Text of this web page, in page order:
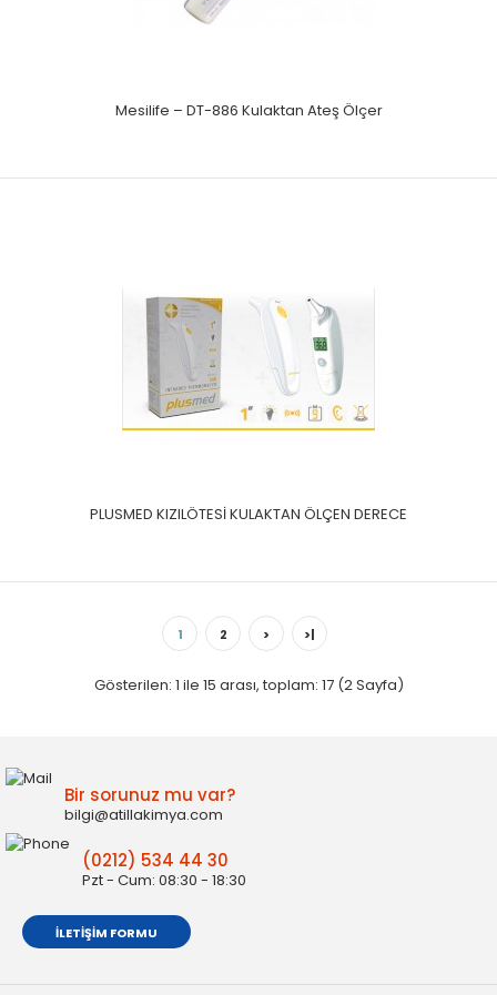
Mesilife – DT-8806 Temassız Ateş Ölçer
5-10 cm mesafeden Temassız Ateş ölçerVücut ve Yüzey
Mesilife – DT-886 Kulaktan Ateş Ölçer
Kulaktan Ateş Ölçer1 sn de Kulaktan Ateş Ölçümü0-100°C
Mesilife – DT-886 Kulaktan Ateş Ölçer
PLUSMED KIZILÖTESİ KULAKTAN ÖLÇEN DERECE
1 2 > >|
Gösterilen: 1 ile 15 arası, toplam: 17 (2 Sayfa)
Bir sorunuz mu var?
bilgi@atillakimya.com
(0212) 534 44 30
Pzt - Cum: 08:30 - 18:30
İLETIŞIM FORMU